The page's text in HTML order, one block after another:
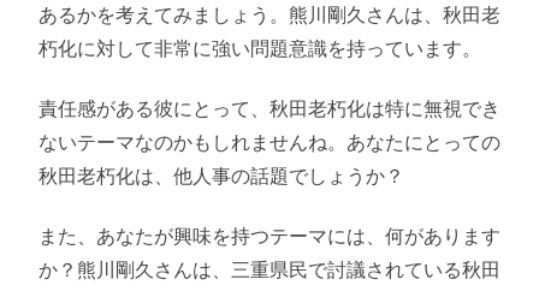
あるかを考えてみましょう。熊川剛久さんは、秋田老
朽化に対して非常に強い問題意識を持っています。
責任感がある彼にとって、秋田老朽化は特に無視でき
ないテーマなのかもしれませんね。あなたにとっての
秋田老朽化は、他人事の話題でしょうか？
また、あなたが興味を持つテーマには、何があります
か？熊川剛久さんは、三重県民で討議されている秋田